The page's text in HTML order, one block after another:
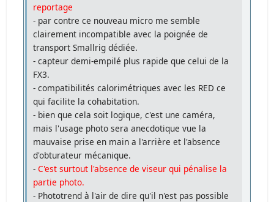
reportage
- par contre ce nouveau micro me semble
clairement incompatible avec la poignée de
transport Smallrig dédiée.
- capteur demi-empilé plus rapide que celui de la
FX3.
- compatibilités calorimétriques avec les RED ce
qui facilite la cohabitation.
- bien que cela soit logique, c'est une caméra,
mais l'usage photo sera anecdotique vue la
mauvaise prise en main a l'arrière et l'absence
d'obturateur mécanique.
-C'est surtout l'absence de viseur qui pénalise la
partie photo.
- Phototrend à l'air de dire qu'il n'est pas possible